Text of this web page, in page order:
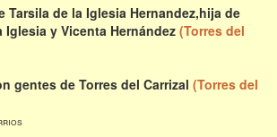
Tarsila de la Iglesia Hernandez,hija de
Iglesia y Vicenta Hernández (Torres del
gentes de Torres del Carrizal (Torres del